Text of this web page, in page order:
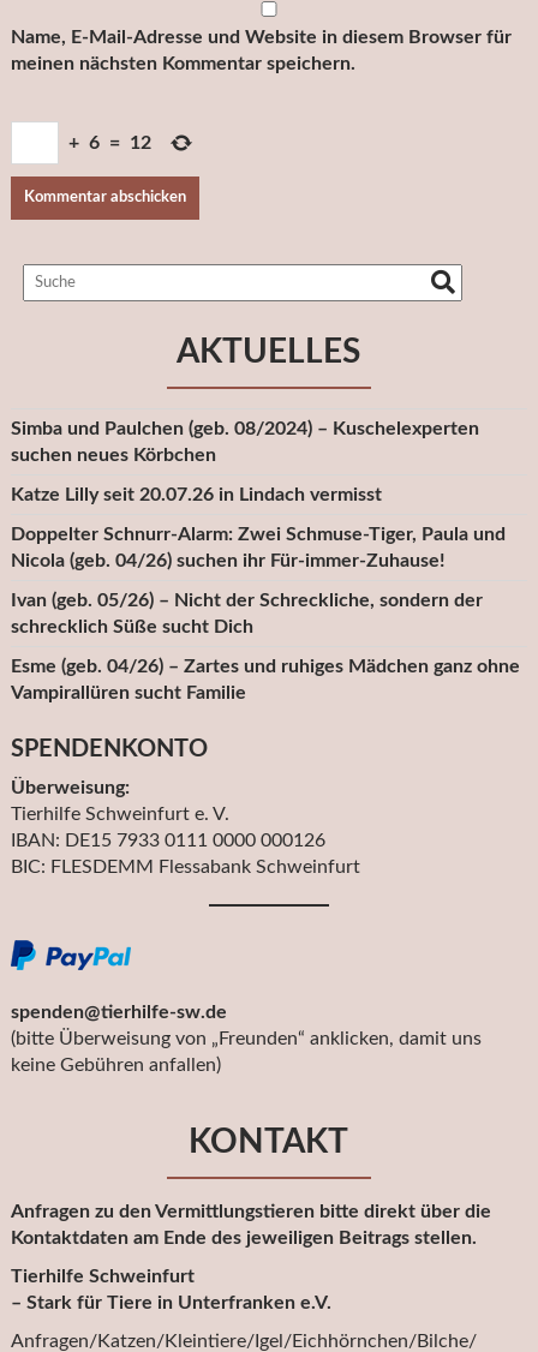
Name, E-Mail-Adresse und Website in diesem Browser für
meinen nächsten Kommentar speichern.
+ 6 = 12
AKTUELLES
Simba und Paulchen (geb. 08/2024) – Kuschelexperten
suchen neues Körbchen
Katze Lilly seit 20.07.26 in Lindach vermisst
Doppelter Schnurr-Alarm: Zwei Schmuse-Tiger, Paula und
Nicola (geb. 04/26) suchen ihr Für-immer-Zuhause!
Ivan (geb. 05/26) – Nicht der Schreckliche, sondern der
schrecklich Süße sucht Dich
Esme (geb. 04/26) – Zartes und ruhiges Mädchen ganz ohne
Vampirallüren sucht Familie
SPENDENKONTO
Überweisung:
Tierhilfe Schweinfurt e. V.
IBAN: DE15 7933 0111 0000 000126
BIC: FLESDEMM Flessabank Schweinfurt
spenden@tierhilfe-sw.de
(bitte Überweisung von „Freunden“ anklicken, damit uns
keine Gebühren anfallen)
KONTAKT
Anfragen zu den Vermittlungstieren bitte direkt über die
Kontaktdaten am Ende des jeweiligen Beitrags stellen.
Tierhilfe Schweinfurt
– Stark für Tiere in Unterfranken e.V.
Anfragen/Katzen/Kleintiere/Igel/Eichhörnchen/Bilche/